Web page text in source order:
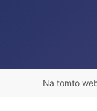
Na tomto